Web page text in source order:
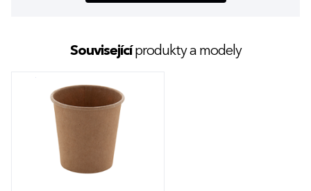
Souvisejícíprodukty a modely